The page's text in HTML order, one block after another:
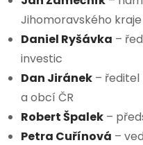
Jihomoravského kraje
Daniel Ryšávka –
investic
Dan Jiránek – ředitel
a obcí ČR
Robert Špalek –
Petra Cuřínová –